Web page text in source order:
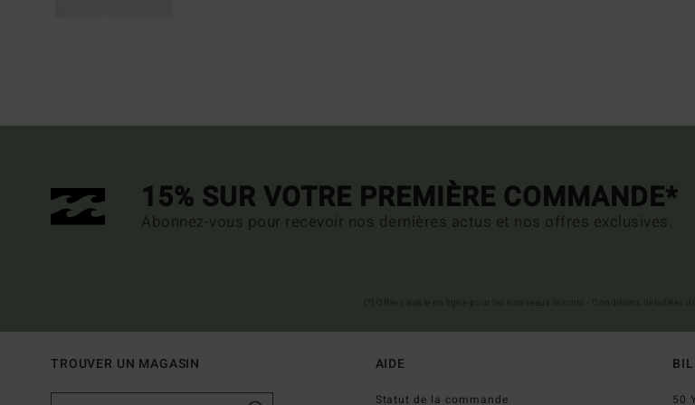
15% SUR VOTRE PREMIÈRE COMMANDE*
Abonnez-vous pour recevoir nos dernières actus et nos offres exclusives.
TROUVER UN MAGASIN AIDE
Statut de la commande 50